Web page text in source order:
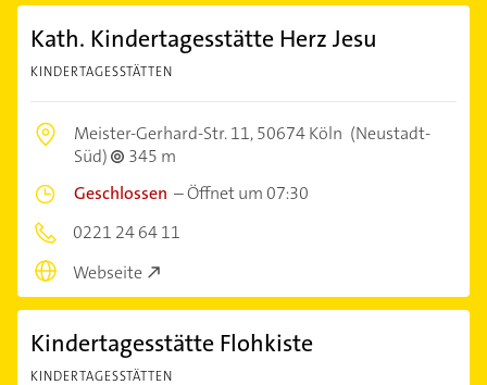
Kath. Kindertagesstätte Herz Jesu
KINDERTAGESSTÄTTEN
Meister-Gerhard-Str. 11,50674 Köln (Neustadt-
Süd)
345 m
Geschlossen –Öffnet um 07:30
0221 24 64 11
Webseite
Kindertagesstätte Flohkiste
KINDERTAGESSTÄTTEN